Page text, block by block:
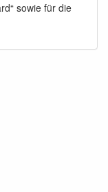
sowie für die